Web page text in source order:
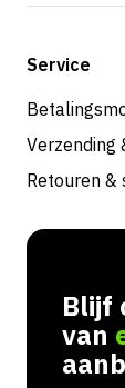
Service
Verzending
Retouren &
Blijf
van